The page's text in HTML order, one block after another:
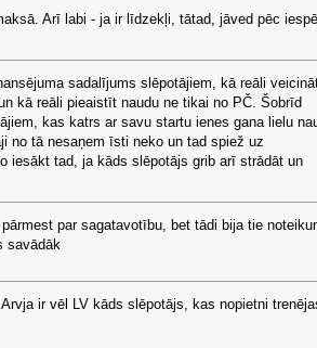
Arī labi - ja ir līdzekļi, tātad, jāved pēc
sadalījums slēpotājiem, kā reāli
kā reāli pieaistīt naudu ne tikai no PČ. Šobrīd
kas katrs ar savu startu ienes gana lielu
no tā nesaņem īsti neko un tad spiež uz
iesākt tad, ja kāds slēpotājs grib arī strādāt un
par sagatavotību, bet tādi bija tie
savādāk
ir vēl LV kāds slēpotājs, kas nopietni